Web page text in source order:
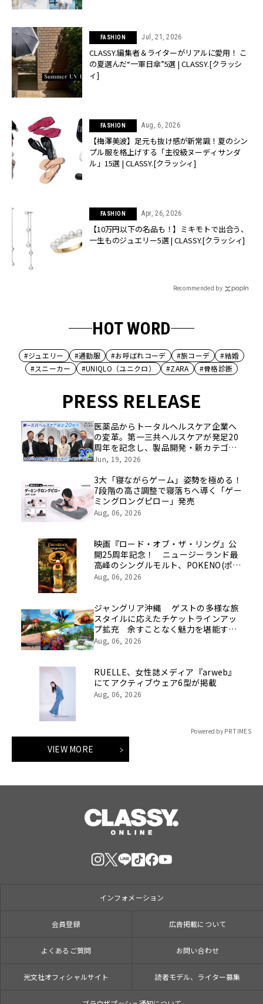
FASHION Jul, 21, 2026
CLASSY.編集者＆ライターがリアルに愛用！ こ
の夏選んだ“一軍日傘”5選 | CLASSY.[クラッシ
ィ]
FASHION Aug, 6, 2026
【梅澤美波】足元も抜け感が新常識！夏のシン
プル服を格上げする「主役級ヌーディサンダ
ル」15選 | CLASSY.[クラッシィ]
FASHION Apr, 26, 2026
【10万円以下の名品も！】ミキモトで出合う、
一生ものジュエリー5選 | CLASSY.[クラッシィ]
Recommended by
HOT WORD
#ジュエリー #通勤服 #お呼ばれコーデ #旅コーデ
#結婚
#スニーカー
#UNIQLO（ユニクロ） #ZARA #骨格診断
PRESS RELEASE
医薬品からトータルヘルスケア企業へ
の変革。第一三共ヘルスケアが発足20
周年を記念し、製品開発・新カテゴリ
挑戦の舞台や旧社統合時のエピソード
像を公開！
Jun, 19, 2026
3大「寝ながらゲーム」姿勢を極める！
7段階の高さ調整で寝落ちへ導く「ゲー
ミングロングピロー」発売
Aug, 06, 2026
映画『ロード・オブ・ザ・リング』公
開25周年記念！ ニュージーランド最
高峰のシングルモルト、POKENO(ポケ
ノ)より 数量限定ウイスキー「リング
Aug, 06, 2026
ジャングリア沖縄 ゲストの多様な旅
スタイルに応えたチケットラインアッ
プ拡充 余すことなく魅力を堪能する
「ロイヤルチケット」新登場
Aug, 06, 2026
RUELLE、女性誌メディア『arweb』
にてアクティブウェア6型が掲載
Aug, 06, 2026
Powered by PR TIMES
VIEW MORE
インフォメーション
会員登録 広告掲載について
よくあるご質問 お問い合わせ
光文社オフィシャルサイト 読者モデル、ライター募集